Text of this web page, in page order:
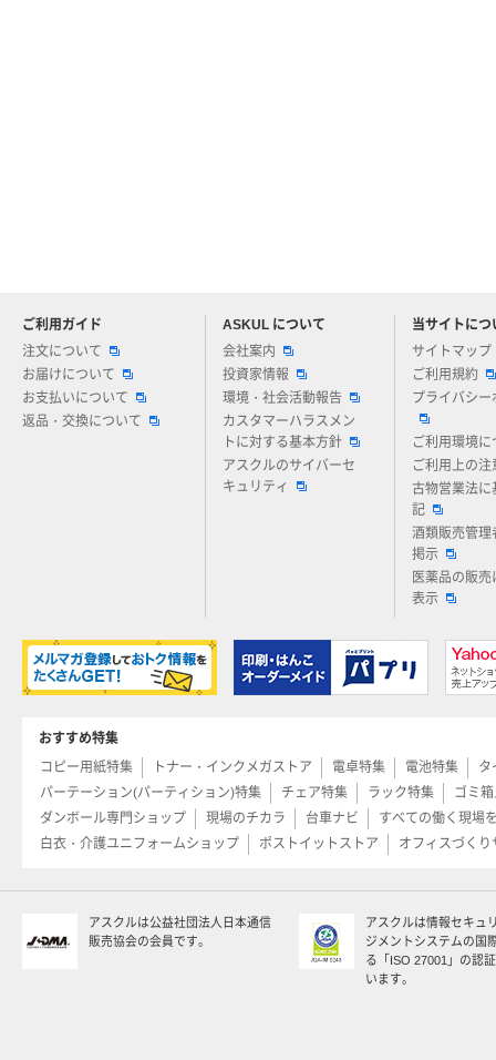
ご利用ガイド
注文について
お届けについて
お支払いについて
返品・交換について
ASKUL について
会社案内
投資家情報
環境・社会活動報告
カスタマーハラスメン
トに対する基本方針
アスクルのサイバーセ
キュリティ
当サイトにつ
サイトマップ
ご利用規約
プライバシー
ご利用環境に
ご利用上の注
古物営業法に
記
酒類販売管理
掲示
医薬品の販売
表示
アスクルについてお気軽にご質問ください
おすすめ特集
コピー用紙特集
トナー・インクメガストア 電卓特集 電池特集
タ
パーテーション(パーティション)特集
チェア特集 ラック特集
ゴミ
ダンボール専門ショップ
現場のチカラ 台車ナビ
すべての働く現場
白衣・介護ユニフォームショップ
ポストイットストア オフィスづくり
アスクルは公益社団法人日本通信
販売協会の会員です。
アスクルは情報セキュ
ジメントシステムの国
る「ISO 27001」の認
います。